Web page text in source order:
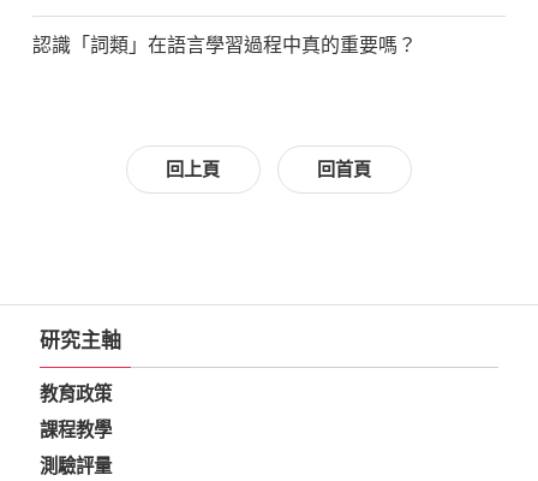
認識「詞類」在語言學習過程中真的重要嗎？
回上頁 回首頁
研究主軸
教育政策
課程教學
測驗評量